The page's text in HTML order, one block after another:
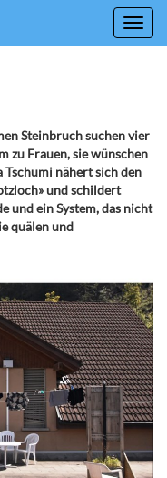
Steinbruch suchen vier
zu Frauen, sie wünschen
Tschumi nähert sich den
und schildert
und ein System, das nicht
quälen und